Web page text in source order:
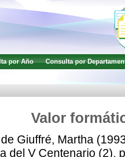
por Año
Consulta por
Valor
Giuffré, Martha
del V Centenario (2).